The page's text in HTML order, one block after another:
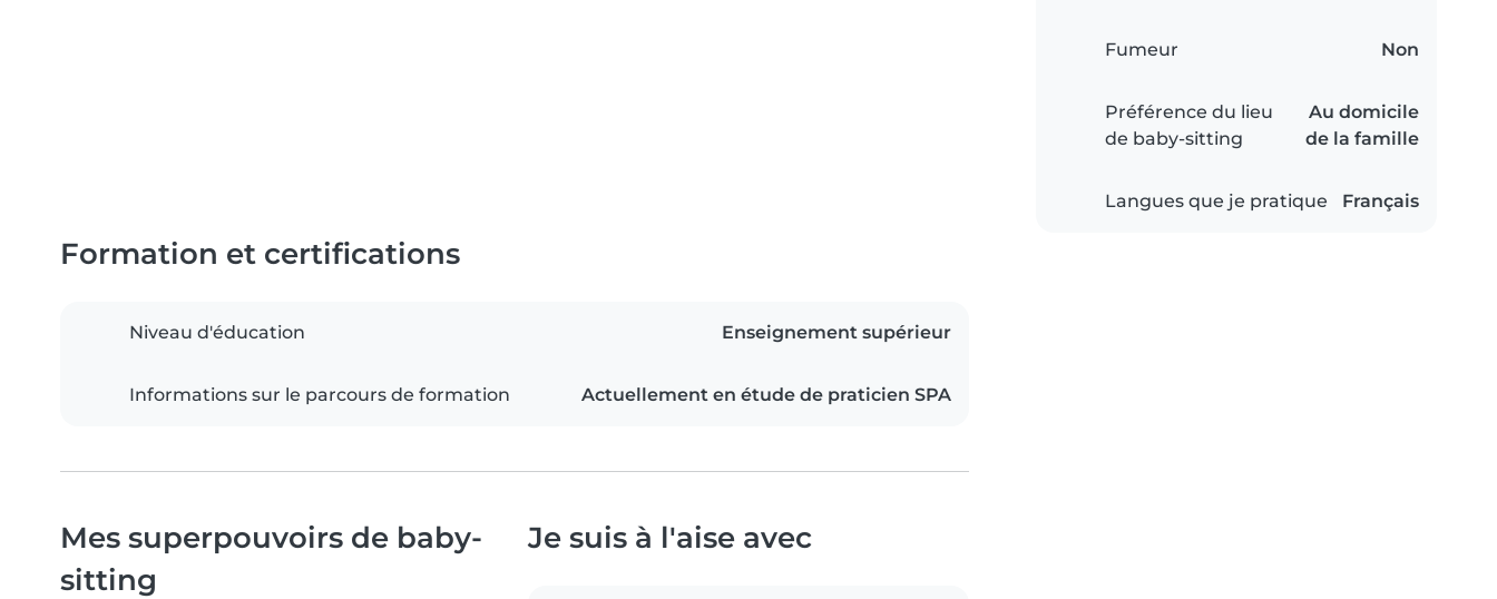
Fumeur Non
Préférence du lieu
de baby-sitting
Au domicile
de la famille
Langues que je pratique Français
Formation et certifications
Niveau d'éducation Enseignement supérieur
Informations sur le parcours de formation Actuellement en étude de praticien SPA
Mes superpouvoirs de baby-
sitting
Je suis à l'aise avec